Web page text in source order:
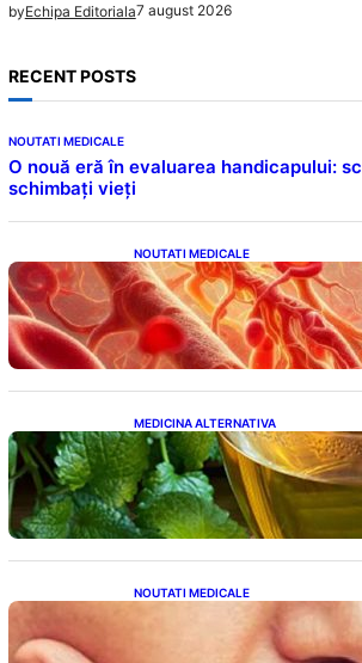
byEchipa Editoriala7 august 2026
RECENT POSTS
NOUTATI MEDICALE
O nouă eră în evaluarea handicapului:
schimbați vieți
NOUTATI MEDICALE
Vitamina K: Beneficii,
în Coagularea Sângelui
MEDICINA ALTERNATIVA
Roinița: Soluția Naturală
Cortizolului și
NOUTATI MEDICALE
Impactul obiceiurilor
putem preveni